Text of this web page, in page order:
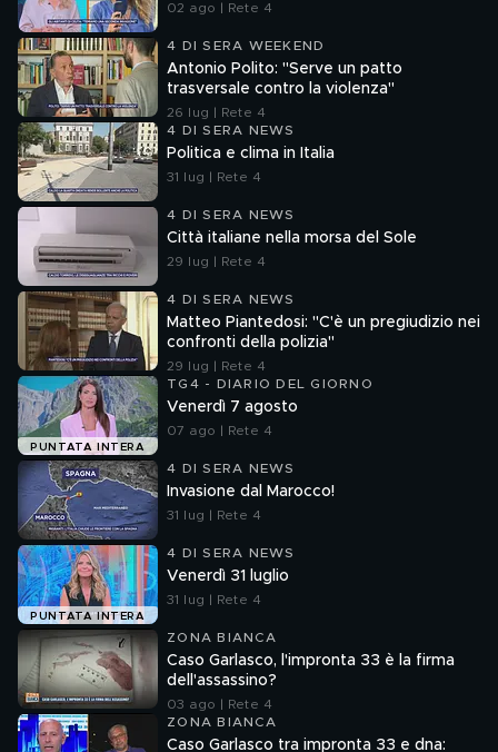
02 ago | Rete 4
4 DI SERA WEEKEND
Antonio Polito: "Serve un patto
trasversale contro la violenza"
26 lug | Rete 4
4 DI SERA NEWS
Politica e clima in Italia
31 lug | Rete 4
4 DI SERA NEWS
Città italiane nella morsa del Sole
29 lug | Rete 4
4 DI SERA NEWS
Matteo Piantedosi: "C'è un pregiudizio nei
confronti della polizia"
29 lug | Rete 4
PUNTATA INTERA
TG4 - DIARIO DEL GIORNO
Venerdì 7 agosto
07 ago | Rete 4
4 DI SERA NEWS
Invasione dal Marocco!
31 lug | Rete 4
PUNTATA INTERA
4 DI SERA NEWS
Venerdì 31 luglio
31 lug | Rete 4
ZONA BIANCA
Caso Garlasco, l'impronta 33 è la firma
dell'assassino?
03 ago | Rete 4
ZONA BIANCA
Caso Garlasco tra impronta 33 e dna: